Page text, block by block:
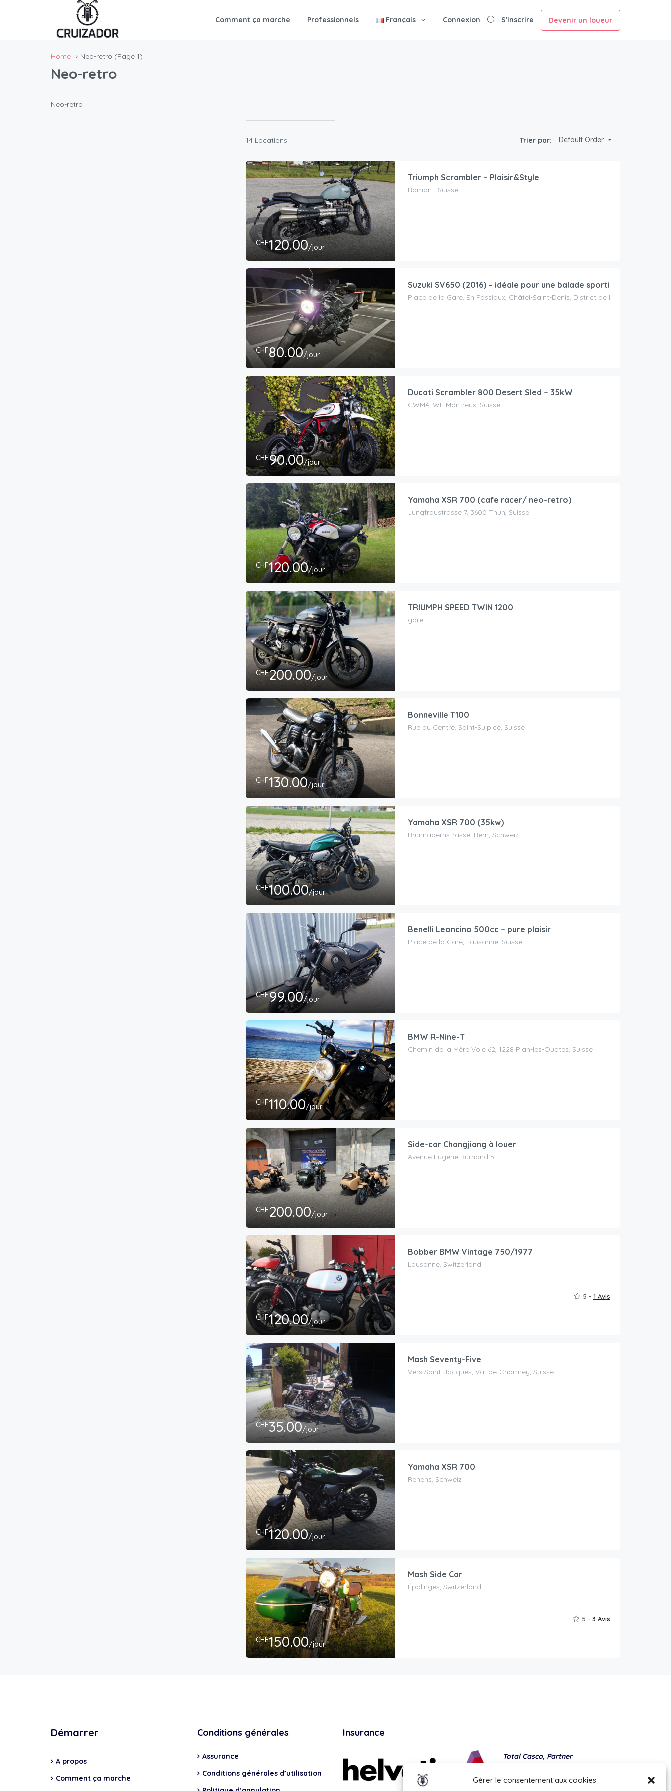
Gérer le consentement aux cookies
Comment ça marche Professionnels Français Connexion S'inscrire Devenir un loueur
Home Neo-retro (Page 1)
Neo-retro
Neo-retro
14 Locations Trier par: Default Order
CHF120.00/jour
Triumph Scrambler – Plaisir&Style
Romont, Suisse
CHF80.00/jour
Suzuki SV650 (2016) – idéale pour une balade sportive et
Place de la Gare, En Fossiaux, Châtel-Saint-Denis, District de la Veveyse,
CHF90.00/jour
Ducati Scrambler 800 Desert Sled – 35kW
CWM4+WF Montreux, Suisse
CHF120.00/jour
Yamaha XSR 700 (cafe racer/ neo-retro)
Jungfraustrasse 7, 3600 Thun, Suisse
CHF200.00/jour
TRIUMPH SPEED TWIN 1200
gare
CHF130.00/jour
Bonneville T100
Rue du Centre, Saint-Sulpice, Suisse
CHF100.00/jour
Yamaha XSR 700 (35kw)
Brunnadernstrasse, Bern, Schweiz
CHF99.00/jour
Benelli Leoncino 500cc – pure plaisir
Place de la Gare, Lausanne, Suisse
CHF110.00/jour
BMW R-Nine-T
Chemin de la Mère Voie 62, 1228 Plan-les-Ouates, Suisse
CHF200.00/jour
Side-car Changjiang à louer
Avenue Eugène Burnand 5
CHF120.00/jour
Bobber BMW Vintage 750/1977
Lausanne, Switzerland
5 - 1 Avis
CHF35.00/jour
Mash Seventy-Five
Vers Saint-Jacques, Val-de-Charmey, Suisse
CHF120.00/jour
Yamaha XSR 700
Renens, Schweiz
CHF150.00/jour
Mash Side Car
Épalinges, Switzerland
5 - 3 Avis
Démarrer
A propos
Comment ça marche
Conditions générales
Assurance
Conditions générales d’utilisation
Insurance
Total Casco, Partner
Methods of payment